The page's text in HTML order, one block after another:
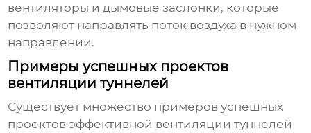
вентиляторы и дымовые заслонки, которые
позволяют направлять поток воздуха в нужном
направлении.
Примеры успешных проектов
вентиляции туннелей
Существует множество примеров успешных
проектовэффективной вентиляции туннелей